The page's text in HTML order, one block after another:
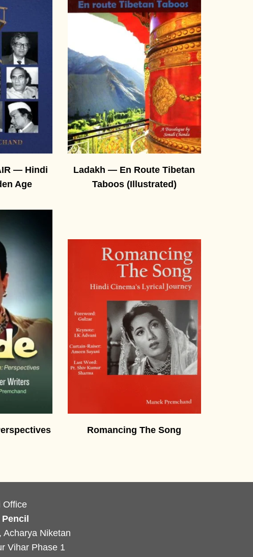
— Hindi
Age
Ladakh — En Route Tibetan
Taboos (Illustrated)
Romancing The Song
Office
Acharya Niketan
Vihar Phase 1